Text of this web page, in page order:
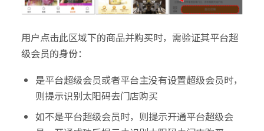
用户点击此区域下的商品并购买时，需验证其平台超
级会员的身份：
是平台超级会员或者平台主没有设置超级会员时，
则提示识别太阳码去门店购买
如不是平台超级会员时，则提示开通平台超级会